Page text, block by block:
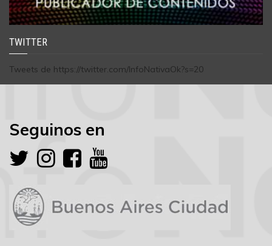
TWITTER
Tweets de https://twitter.com/InfoNativaOk?s=20
Seguinos en